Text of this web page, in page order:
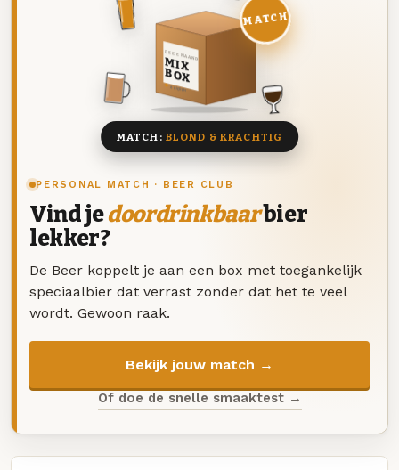
PERSONAL MATCH · BEER CLUB
Vind jedoordrinkbaarbier
lekker?
De Beer koppelt je aan een box met toegankelijk
speciaalbier dat verrast zonder dat het te veel
wordt. Gewoon raak.
Bekijk jouw match →
Of doe de snelle smaaktest →
DEZE MAAND
MIX
BOX
8 BIEREN
MATCH
MATCH: BLOND & KRACHTIG